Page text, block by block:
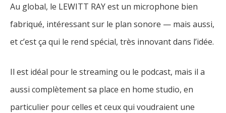
Au global, le LEWITT RAY est un microphone bien
fabriqué, intéressant sur le plan sonore — mais aussi,
et c’est ça qui le rend spécial, très innovant dans l’idée.
Il est idéal pour le streaming ou le podcast, mais il a
aussi complètement sa place en home studio, en
particulier pour celles et ceux qui voudraient une